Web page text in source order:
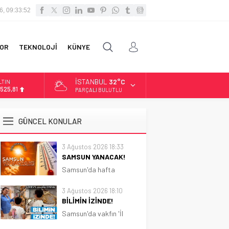
09:33:54
TEKNOLOJİ KÜNYE
İSTANBUL 32°C
PARÇALI BULUTLU
GÜNCEL KONULAR
3 Ağustos 2026 18:33
SAMSUN YANACAK!
Samsun'da hafta
hava etkili olacak.
Sıcaklık 31 dereceye
kadar çıkacak
3 Ağustos 2026 18:10
BİLİMİN İZİNDE!
Samsun'da vakfın 'İl